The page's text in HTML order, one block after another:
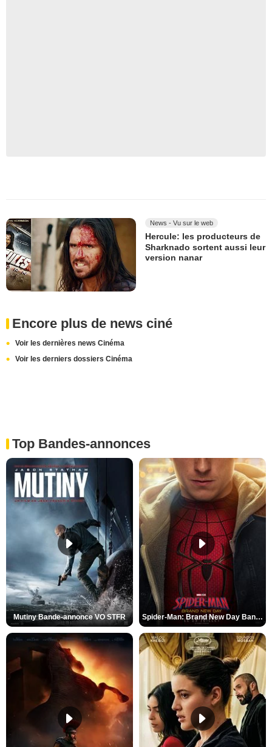
News - Vu sur le web
Hercule: les producteurs de
Sharknado sortent aussi leur
version nanar
Encore plus de news ciné
Voir les dernières news Cinéma
Voir les derniers dossiers Cinéma
Top Bandes-annonces
Mutiny Bande-annonce VO STFR Spider-Man: Brand New Day Bande-annonce VO STFR